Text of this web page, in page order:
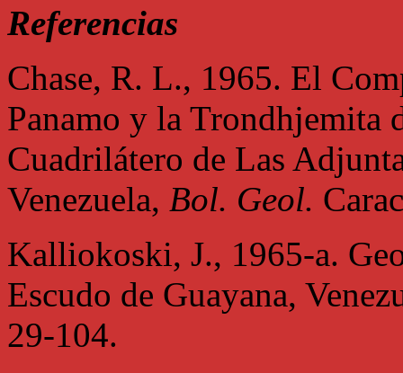
Referencias
Chase, R. L., 1965. El
Panamo y la Trondhjemita
Cuadrilátero de Las
Venezuela, Bol. Geol.
Kalliokoski, J., 1965-a.
Escudo de Guayana,
29-104.